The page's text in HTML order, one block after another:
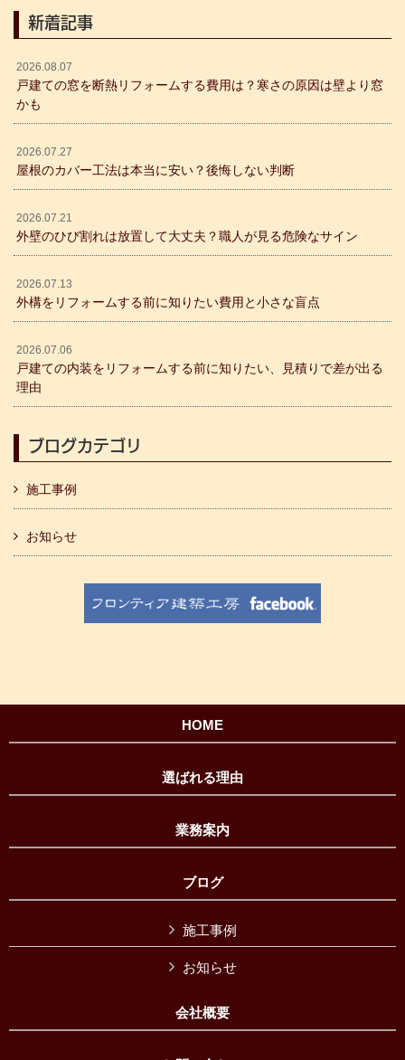
新着記事
2026.08.07
戸建ての窓を断熱リフォームする費用は？寒さの原因は壁より窓
かも
2026.07.27
屋根のカバー工法は本当に安い？後悔しない判断
2026.07.21
外壁のひび割れは放置して大丈夫？職人が見る危険なサイン
2026.07.13
外構をリフォームする前に知りたい費用と小さな盲点
2026.07.06
戸建ての内装をリフォームする前に知りたい、見積りで差が出る
理由
ブログカテゴリ
施工事例
お知らせ
HOME
選ばれる理由
業務案内
ブログ
施工事例
お知らせ
会社概要